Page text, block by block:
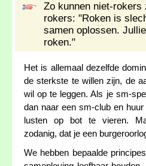
Zo kunnen niet-rokers
rokers: "Roken is
samen oplossen.
roken."
Het is allemaal dezelfde
de sterkste te willen zijn, de
wil op te leggen. Als je sm-
dan naar een sm-club en
lusten op bot te vieren.
zodanig, dat je een
We hebben bepaalde